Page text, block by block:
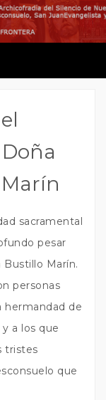
sacramental
pesar
Marín.
personas
hermandad de
a los que
tristes
que